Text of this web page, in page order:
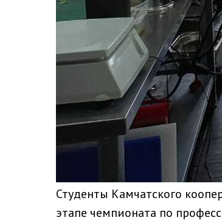
Студенты Камчатского
этапе чемпионата по